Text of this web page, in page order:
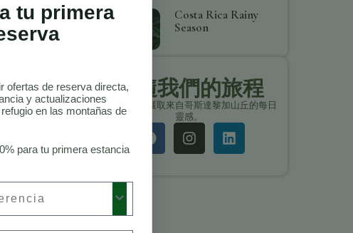
Costa Rica Rainy
Season
追隨我們的旅程
保持聯繫，獲取來自哥斯達黎加山丘的每日
靈感。
tu primera
ofertas de reserva directa,
y actualizaciones
en las montañas de
para tu primera estancia